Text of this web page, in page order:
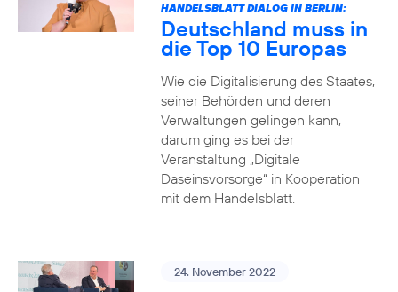
HANDELSBLATT DIALOG IN BERLIN:
Deutschland muss in
die Top 10 Europas
Wie die Digitalisierung des Staates,
seiner Behörden und deren
Verwaltungen gelingen kann,
darum ging es bei der
Veranstaltung „Digitale
Daseinsvorsorge“ in Kooperation
mit dem Handelsblatt.
24. November 2022